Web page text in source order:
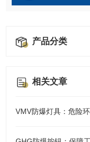
产品分类
相关文章
VMV防爆灯具：危险